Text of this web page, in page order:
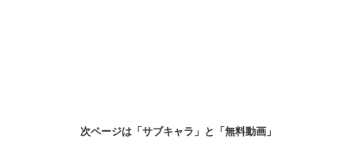
次ページは「サブキャラ」と「無料動画」